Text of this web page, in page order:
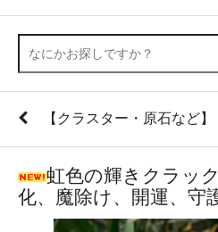
【クラスター・原石など】
虹色の輝きクラッ
化、魔除け、開運、守